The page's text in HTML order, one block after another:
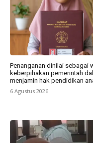
Penanganan dinilai sebagai
keberpihakan pemerintah
menjamin hak pendidikan
6 Agustus 2026